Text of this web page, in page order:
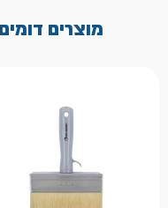
מוצרים